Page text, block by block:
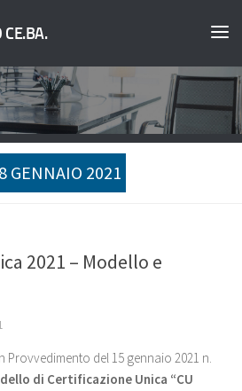
CE.BA.
GENNAIO 2021
2021 – Modello e
Provvedimento del 15 gennaio 2021 n.
di Certificazione Unica “CU